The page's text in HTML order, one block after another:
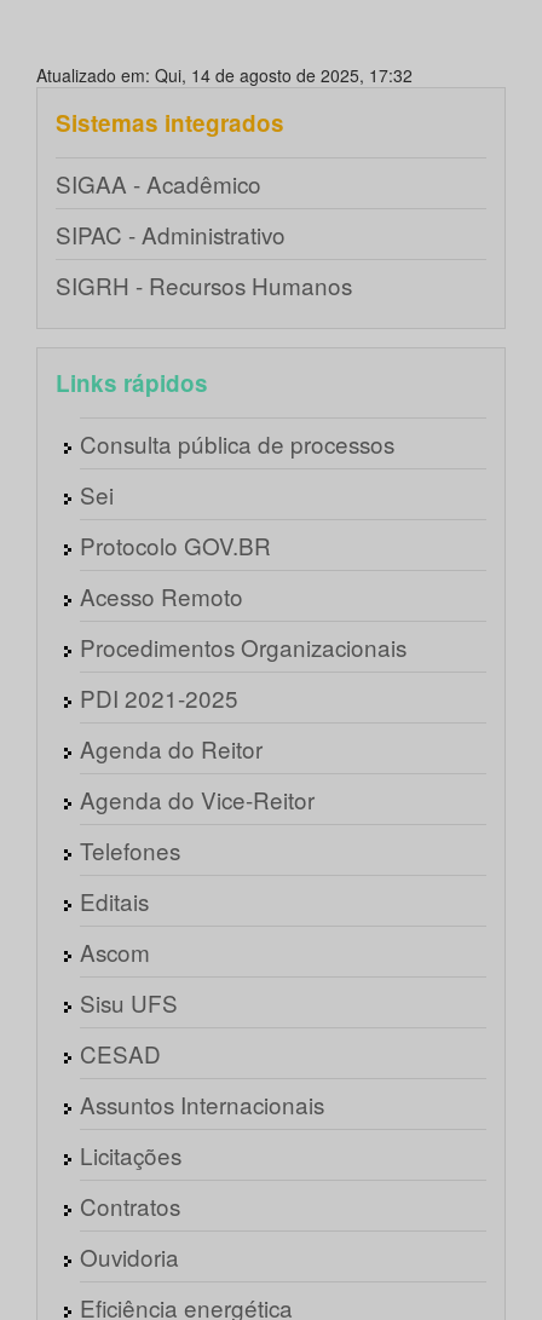
Atualizado em: Qui, 14 de agosto de 2025, 17:32
Sistemas integrados
SIGAA - Acadêmico
SIPAC - Administrativo
SIGRH - Recursos Humanos
Links rápidos
Consulta pública de processos
Sei
Protocolo GOV.BR
Acesso Remoto
Procedimentos Organizacionais
PDI 2021-2025
Agenda do Reitor
Agenda do Vice-Reitor
Telefones
Editais
Ascom
Sisu UFS
CESAD
Assuntos Internacionais
Licitações
Contratos
Ouvidoria
Eficiência energética